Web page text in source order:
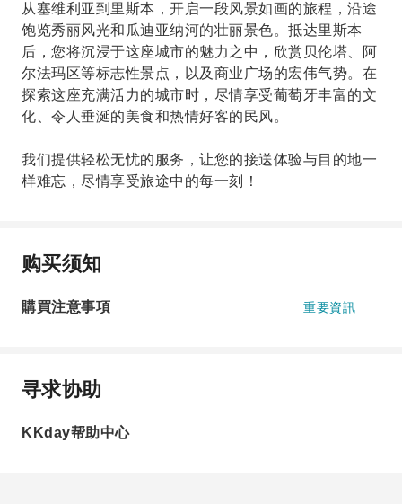
从塞维利亚到里斯本，开启一段风景如画的旅程，沿途
饱览秀丽风光和瓜迪亚纳河的壮丽景色。抵达里斯本
后，您将沉浸于这座城市的魅力之中，欣赏贝伦塔、阿
尔法玛区等标志性景点，以及商业广场的宏伟气势。在
探索这座充满活力的城市时，尽情享受葡萄牙丰富的文
化、令人垂涎的美食和热情好客的民风。
我们提供轻松无忧的服务，让您的接送体验与目的地一
样难忘，尽情享受旅途中的每一刻！
购买须知
購買注意事項 重要資訊
寻求协助
KKday帮助中心